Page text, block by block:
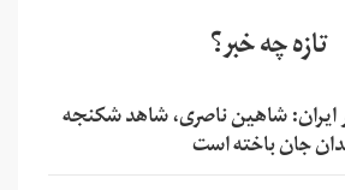
تازه چه خبر؟
شاهین ناصری، شاهد شکنجه
جان باخته است